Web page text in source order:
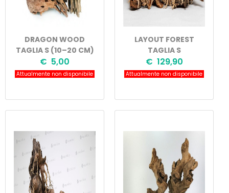
DRAGON WOOD
TAGLIA S (10–20 CM)
€ 5,00
Attualmente non disponibile
LAYOUT FOREST
TAGLIA S
€ 129,90
Attualmente non disponibile